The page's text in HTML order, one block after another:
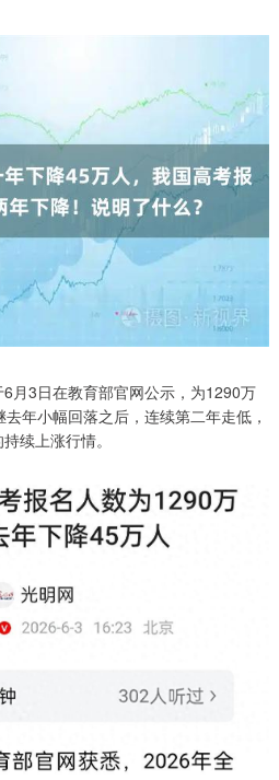
月3日在教育部官网公示，为1290万
年小幅回落之后，连续第二年走低，
续上涨行情。